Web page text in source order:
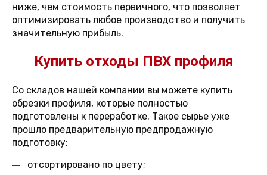
ниже, чем стоимость первичного, что позволяет
оптимизировать любое производство и получить
значительную прибыль.
Купить отходы ПВХ профиля
Со складов нашей компании вы можете купить
обрезки профиля, которые полностью
подготовлены к переработке. Такое сырье уже
прошло предварительную предпродажную
подготовку:
отсортировано по цвету;